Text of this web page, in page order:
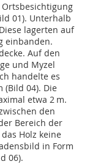
01). Unterhalb
lagerten auf
einbanden.
Auf den
und Myzel
handelte es
(Bild 04). Die
etwa 2 m.
den
Bereich der
Holz keine
in Form
06).